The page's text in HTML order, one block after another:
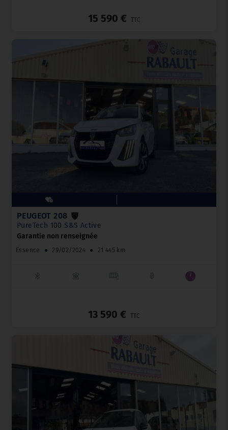
15 590 € TTC
PEUGEOT 208
PureTech 100 S&S Active
Garantie non renseignée
Essence ● 29/02/2024 ● 21 445 km
13 590 € TTC